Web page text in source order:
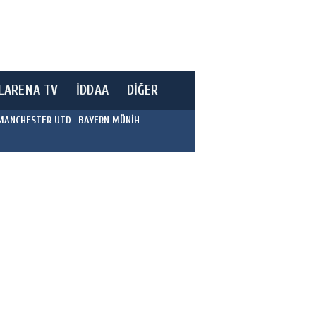
TV İDDAA DİĞER
UTD
BAYERN MÜNİH